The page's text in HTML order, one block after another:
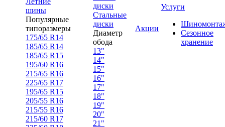
шины
Популярные
типоразмеры
175/65 R14
185/65 R14
185/65 R15
195/60 R16
215/65 R16
225/65 R17
195/65 R15
205/55 R16
215/55 R16
215/60 R17
диски
Стальные
диски
Диаметр
обода
13"
14"
15"
16"
17"
18"
19"
20"
21"
Акции
Услуги
Сезонное
хранение